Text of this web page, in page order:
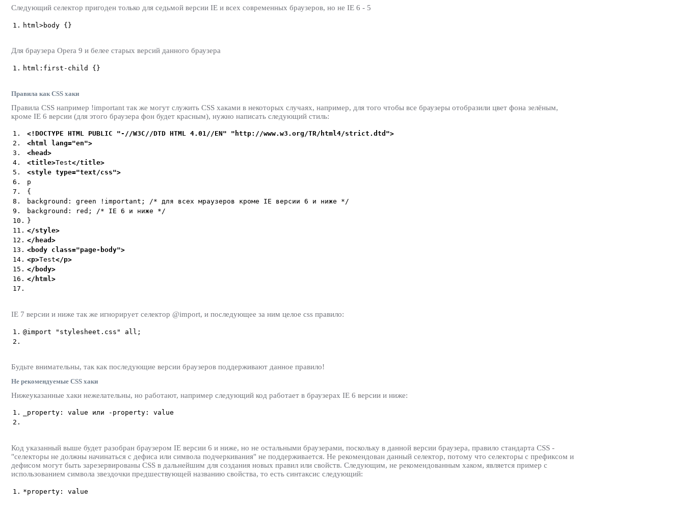
Следующий селектор пригоден только для седьмой версии IE и всех современных браузеров, но не IE 6 - 5
1. html>body {}
Для браузера Opera 9 и белее старых версий данного браузера
1. html:first-child {}
Правила как CSS хаки
Правила CSS например !important так же могут служить CSS хаками в некоторых случаях, например, для того чтобы все браузеры отобразили цвет фона зелёным,
кроме IE 6 версии (для этого браузера фон будет красным), нужно написать следующий стиль:
1. <!DOCTYPE HTML PUBLIC "- //W3C//DTD HTML 4.01//EN" "http://www.w3.org/TR/html4/strict.dtd">
2.
<html lang="en">
3.
<head>
4.
<title>Test</title>
5.
<style type="text/css">
6.
p
7.
{
8.
background: green !important; /* для всех мраузеров кроме IE версии 6 и ниже */
9.
background: red; /* IE 6 и ниже */
10. }
11. </style>
12. </head>
13. <body class="page-body">
14. <p>Test</p>
15. </body>
16. </html>
17.
IE 7 версии и ниже так же игнорирует селектор @import, и последующее за ним целое css правило:
1. @import "stylesheet.css" all;
2.
Будьте внимательны, так как последующие версии браузеров поддерживают данное правило!
Не рекомендуемые CSS хаки
Нижеуказанные хаки нежелательны, но работают, например следующий код работает в браузерах IE 6 версии и ниже:
1.
_property: value или -property: value
2.
Код указанный выше будет разобран браузером IE версии 6 и ниже, но не остальными браузерами, поскольку в данной версии браузера, правило стандарта CSS -
"селекторы не должны начинаться с дефиса или символа подчеркивания" не поддерживается. Не рекомендован данный селектор, потому что селекторы с префиксом и
дефисом могут быть зарезервированы CSS в дальнейшим для создания новых правил или свойств. Следующим, не рекомендованным хаком, является пример с
использованием символа звездочки предшествующей названию свойства, то есть синтаксис следующий:
1. *property: value